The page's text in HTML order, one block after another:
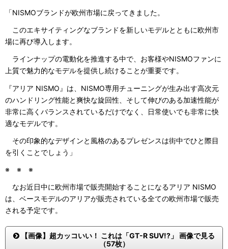
「NISMOブランドが欧州市場に戻ってきました。
このエキサイティングなブランドを新しいモデルとともに欧州市
場に再び導入します。
ラインナップの電動化を推進する中で、お客様やNISMOファンに
上質で魅力的なモデルを提供し続けることが重要です。
『アリア NISMO』は、NISMO専用チューニングが生み出す高次元
のハンドリング性能と爽快な旋回性、そして伸びのある加速性能が
非常に高くバランスされているだけでなく、日常使いでも非常に快
適なモデルです。
その印象的なデザインと風格のあるプレゼンスは街中でひと際目
を引くことでしょう」
※ ※ ※
なお近日中に欧州市場で販売開始することになるアリア NISMO
は、ベースモデルのアリアが販売されている全ての欧州市場で販売
される予定です。
【画像】超カッコいい！ これは「GT-R SUV!?」 画像で見る
（57枚）